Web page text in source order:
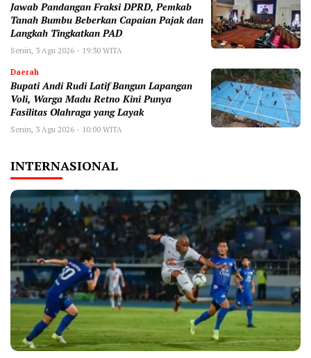
Jawab Pandangan Fraksi DPRD, Pemkab
Tanah Bumbu Beberkan Capaian Pajak dan
Langkah Tingkatkan PAD
Senin, 3 Agu 2026 - 19:30 WITA
Daerah
Bupati Andi Rudi Latif Bangun Lapangan
Voli, Warga Madu Retno Kini Punya
Fasilitas Olahraga yang Layak
Senin, 3 Agu 2026 - 10:00 WITA
INTERNASIONAL